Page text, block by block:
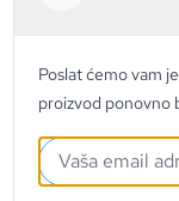
Poslat ćemo vam
proizvod ponovno